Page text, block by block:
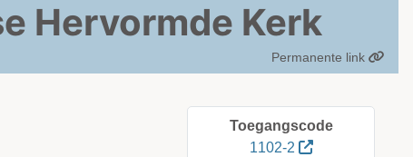
Hervormde Kerk
Permanente link
Toegangscode
1102-2